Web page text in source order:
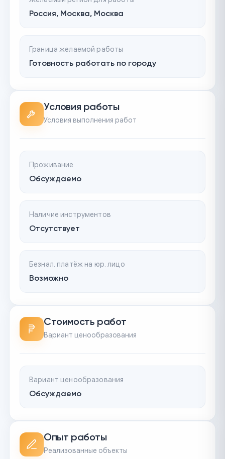
Россия, Москва, Москва
Граница желаемой работы
Готовность работать по городу
Условия работы
Условия выполнения работ
Проживание
Обсуждаемо
Наличие инструментов
Отсутствует
Безнал. платёж на юр. лицо
Возможно
Стоимость работ
Вариант ценообразования
Вариант ценообразования
Обсуждаемо
Опыт работы
Реализованные объекты